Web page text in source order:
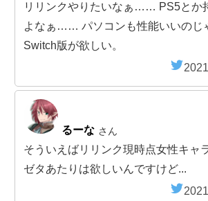
リリンクやりたいなぁ…… PS5とか
よなぁ…… パソコンも性能いいの
Switch版が欲しい。
るーな さん
そういえばリリンク現時点女性キャ
ゼタあたりは欲しいんですけど...